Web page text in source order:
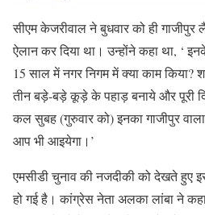
सीएम केजरीवाल ने बुधवार को ही
ऐलान कर दिया था। उन्होंने कहा था, ‘
15 साल में नगर निगम में क्या काम किया?
तीन बड़े-बड़े कूड़े के पहाड़ बनाये और पूरी
कल सुबह (गुरुवार को) इनका गाजीपुर
आप भी आइयेगा।’
एमसीडी चुनाव की नजदीकी को देखते हुए
हो गई है। कांग्रेस नेता अलका लांबा ने